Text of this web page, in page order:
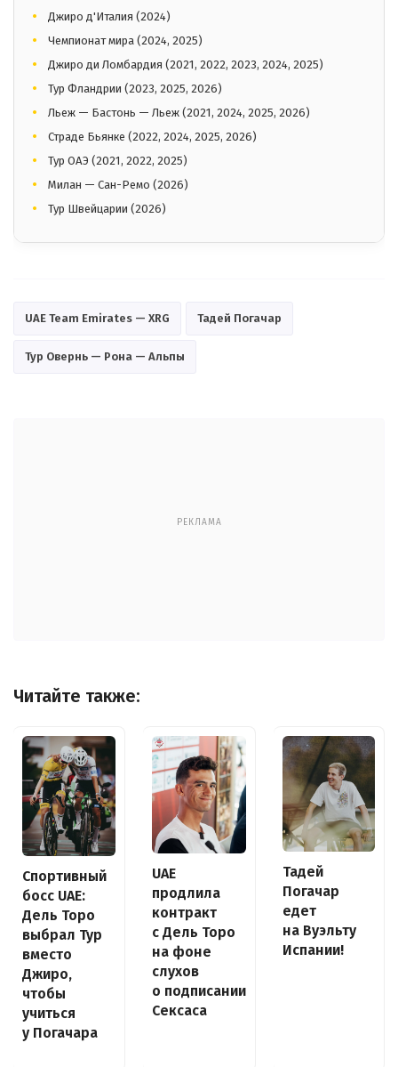
Джиро д'Италия (2024)
Чемпионат мира (2024, 2025)
Джиро ди Ломбардия (2021, 2022, 2023, 2024, 2025)
Тур Фландрии (2023, 2025, 2026)
Льеж — Бастонь — Льеж (2021, 2024, 2025, 2026)
Страде Бьянке (2022, 2024, 2025, 2026)
Тур ОАЭ (2021, 2022, 2025)
Милан — Сан-Ремо (2026)
Тур Швейцарии (2026)
UAE Team Emirates — XRG Тадей Погачар
Тур Овернь — Рона — Альпы
РЕКЛАМА
Читайте также:
Спортивный
босс UAE:
Дель Торо
выбрал Тур
вместо
Джиро,
чтобы
учиться
у Погачара
UAE
продлила
контракт
с Дель Торо
на фоне
слухов
о подписании
Сексаса
Тадей
Погачар
едет
на Вуэльту
Испании!